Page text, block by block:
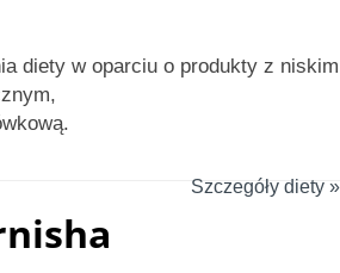
diety w oparciu o produkty z niskim
Szczegóły diety »